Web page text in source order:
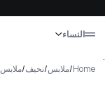
النساء
.
Home
/ملابس/نحيف/ملابس